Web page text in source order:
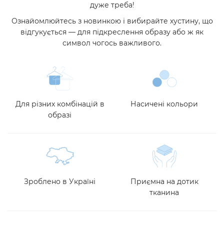
дуже треба!
Ознайомлюйтесь з новинкою і вибирайте хустину, що
відгукується — для підкреслення образу або ж як
символ чогось важливого.
Для різних комбінацій в
образі
Насичені кольори
Зроблено в Україні
Приємна на дотик
тканина